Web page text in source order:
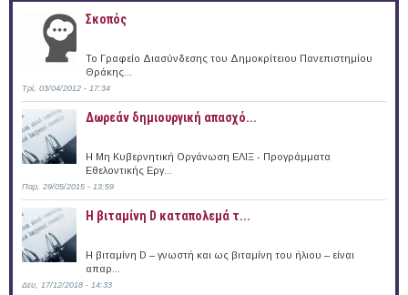
Σκοπός
Το Γραφείο Διασύνδεσης του Δημοκρίτειου Πανεπιστημίου
Θράκης...
Τρί, 03/04/2012 - 17:34
Δωρεάν δημιουργική απασχό...
Η Μη Κυβερνητική Οργάνωση ΕΛΙΞ - Προγράμματα
Εθελοντικής Εργ...
Παρ, 29/05/2015 - 13:59
Η βιταμίνη D καταπολεμά τ...
Η βιταμίνη D – γνωστή και ως βιταμίνη του ήλιου – είναι
απαρ...
Δευ, 17/12/2018 - 14:33